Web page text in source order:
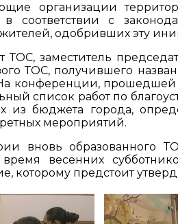
организации
соответствии с
одобривших эту
заместитель
ТОС, получившего
конференции, прошедшей
список работ по
из бюджета города,
мероприятий.
вновь образованного
весенних
которому предстоит